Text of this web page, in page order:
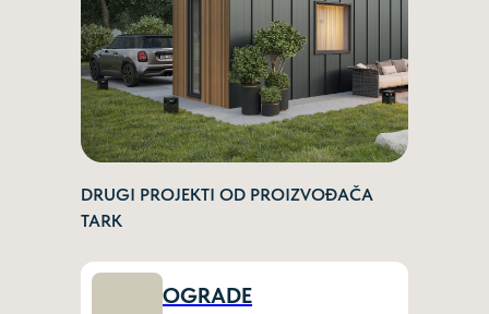
OGRADE
DRUGI PROJEKTI OD PROIZVOĐAČA
TARK
Politika privatnosti
+381 69 100 50 48
@TARKRS